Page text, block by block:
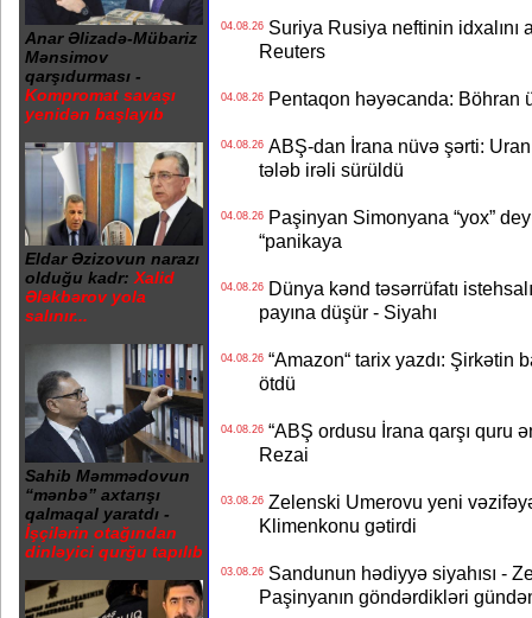
Anar Əlizadə-Mübariz
Mənsimov
qarşıdurması -
Kompromat savaşı
yenidən başlayıb
Eldar Əzizovun narazı
olduğu kadr: Xalid
Ələkbərov yola
salınır...
Sahib Məmmədovun
“mənbə” axtarışı
qalmaqal yaratdı -
İşçilərin otağından
dinləyici qurğu tapılıb
04.08.26Suriya Rusiya neftinin idxalını
Reuters
04.08.26Pentaqon həyəcanda: Böhran
04.08.26ABŞ-dan İrana nüvə şərti: Uran
tələb irəli sürüldü
04.08.26Paşinyan Simonyana “yox”
“panikaya
04.08.26Dünya kənd təsərrüfatı
payına düşür - Siyahı
04.08.26“Amazon“ tarix yazdı: Şirkətin
ötdü
04.08.26“ABŞ ordusu İrana qarşı quru
Rezai
03.08.26Zelenski Umerovu yeni
Klimenkonu gətirdi
03.08.26Sandunun hədiyyə siyahısı -
Paşinyanın göndərdikləri